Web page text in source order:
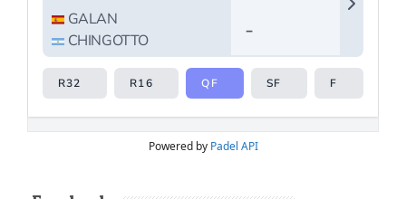
Powered by Padel API